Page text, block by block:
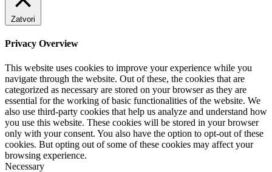
Zatvori
Privacy Overview
This website uses cookies to improve your experience while you
navigate through the website. Out of these, the cookies that are
categorized as necessary are stored on your browser as they are
essential for the working of basic functionalities of the website. We
also use third-party cookies that help us analyze and understand how
you use this website. These cookies will be stored in your browser
only with your consent. You also have the option to opt-out of these
cookies. But opting out of some of these cookies may affect your
browsing experience.
Necessary